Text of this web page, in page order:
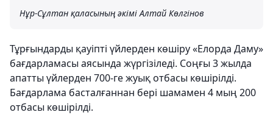
Нұр-Сұлтан қаласының әкімі Алтай Көлгінов
Тұрғындарды қауіпті үйлерден көшіру «Елорда Даму»
бағдарламасы аясында жүргізіледі. Соңғы 3 жылда
апатты үйлерден 700-ге жуық отбасы көшірілді.
Бағдарлама басталғаннан бері шамамен 4 мың 200
отбасы көшірілді.